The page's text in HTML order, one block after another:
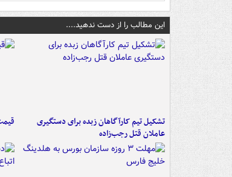
این مطالب را از دست ندهید....
تشکیل تیم کارآگاهان زبده برای دستگیری
عاملان قتل رجب‌زاده
قیمت